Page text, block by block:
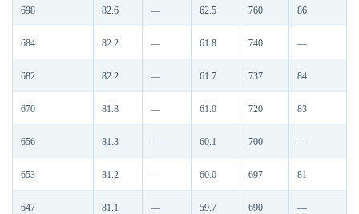
698 82.6 — 62.5 760 86
684 82.2 — 61.8 740 —
682 82.2 — 61.7 737 84
670 81.8 — 61.0 720 83
656 81.3 — 60.1 700 —
653 81.2 — 60.0 697 81
647 81.1 — 59.7 690 —